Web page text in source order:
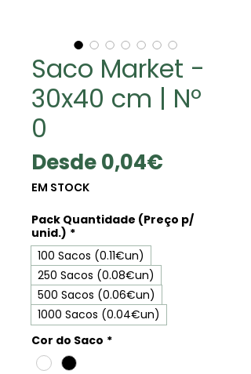
Saco Market -
30x40 cm | Nº
0
Desde0,04€
oferta
EM STOCK
Pack Quantidade (Preço p/
unid.) *
100 Sacos (0.11€un)
250 Sacos (0.08€un)
500 Sacos (0.06€un)
1000 Sacos (0.04€un)
Cor do Saco *